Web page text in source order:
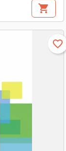
shopping_cart
favorite_border